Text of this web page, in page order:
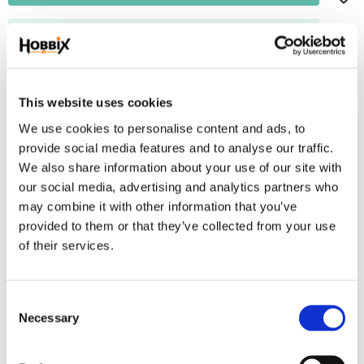
This website uses cookies
We use cookies to personalise content and ads, to
provide social media features and to analyse our traffic.
We also share information about your use of our site with
our social media, advertising and analytics partners who
may combine it with other information that you’ve
provided to them or that they’ve collected from your use
of their services.
Necessary
Frakt 69:-
Lagerstatus
15 m i lager
Artikelnr
ID-477
Paracord 100% polyester. Brottstyrka 550 lbs. 250 kg,. 7 st. innertrådar.
Tjocklek 3,2-4 mm.